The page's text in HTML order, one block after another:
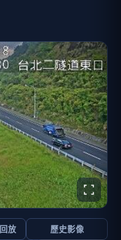
放 歷史影像